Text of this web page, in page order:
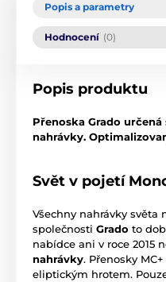
Popis a parametry
Hodnocení (0)
Popis produktu
Přenoska Grado
nahrávky.
Svět v pojetí
Všechny nahrávky světa
společnosti Grado to
nabídce ani v roce 2015
nahrávky. Přenosky
eliptickým hrotem.